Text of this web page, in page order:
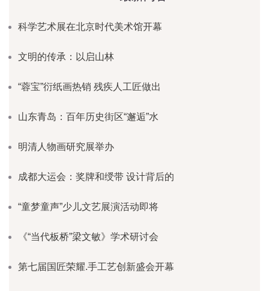
科学艺术展在北京时代美术馆开幕
文明的传承：以启山林
“蓉宝”衍纸画热销 残疾人工匠做出
山东青岛：百年历史街区“邂逅”水
明清人物画研究展举办
成都大运会：奖牌和绶带 设计背后的
“童梦童声”少儿文艺展演活动即将
《“当代板桥”梁文敏》学术研讨会
第七届国匠荣耀.手工艺创新盛会开幕